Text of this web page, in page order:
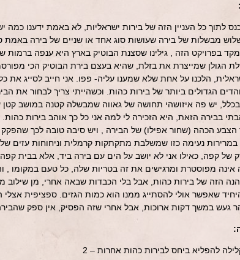
לתוך כל העניין הזה של בירות ישראליות, לא באמת ידענו כמה
מבשלות של בירה שעושות סוג אחד או שניים של בירה באמת
בפרויקט הזה , גילינו שסצנת הבוטיק בארץ היא ענפה ברמות
הגולן שמייצרת את בזלת, שהיא בעצם בירת הבוטיק הכי
הלכנו על אחת שלא שמענו עליה- פפו. אני חייב לסייג
הגדולים ביותר של בירות כהות. וכשהייתי צריך לבחור את
יש פה איזושהי תחושה של גאווה שמבשלה קטנה במושב
בבירה הזאת, היא הזכירה לי למה אני כל כך אוהב בירות
הכהה (שחור אפילו) של הבירה , ויש סיבה טובה לכך
נעימה כזו שמשלבת מתקתקות קרמלית וניחוחות עזים
של קפה, כאילו אני לא יושב על הים עם בירה ביד, אלא בבית
אינה מפוסטרת ומרגישים את זה בטריות שלה, כל טעם במקומו ,
הזה של בירות כהות, אבל בלי הכבדות שבאה אחרי, מן שילוב
שאפשר אולי להסתייג ממנו הוא כמות הגזים. ספציפית
געש במשך דקות ארוכות, אבל אחרי שזה הפסיק, אין ספק
להפליא ביחס לבירות כהות אחרות – 2